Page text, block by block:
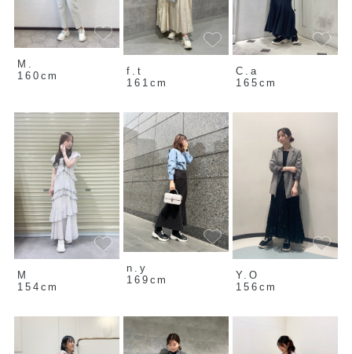
M.
160cm
f.t
161cm
C.a
165cm
M
154cm
n.y
169cm
Y.O
156cm